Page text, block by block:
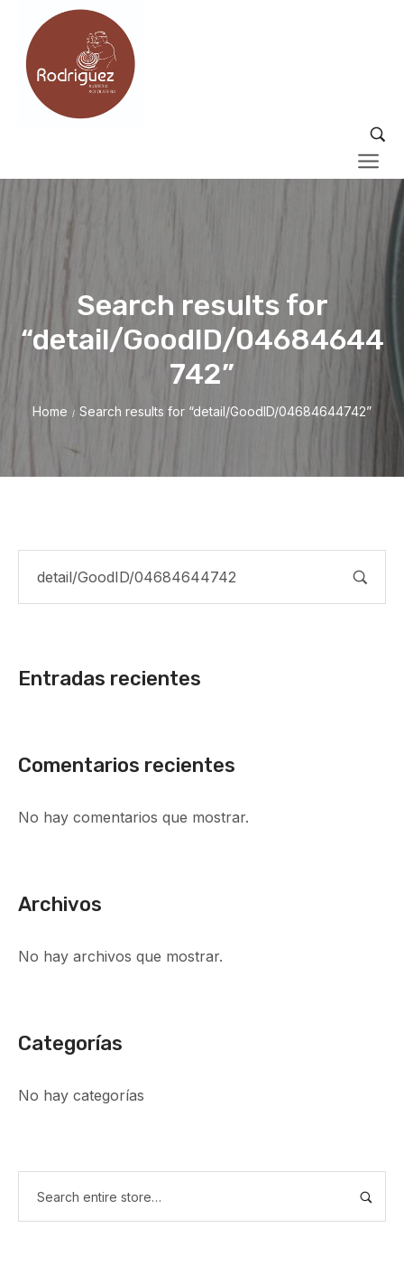
Search results for
“detail/GoodID/04684644
742”
Home / Search results for “detail/GoodID/04684644742”
Entradas recientes
Comentarios recientes
No hay comentarios que mostrar.
Archivos
No hay archivos que mostrar.
Categorías
No hay categorías